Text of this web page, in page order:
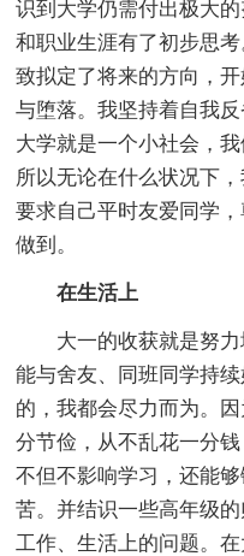
识到大学仍需付出极大
和职业生涯有了初步思
致拟定了将来的方向，
与堕落。我坚持着自我
大学就是一个小社会，
所以无论在什么状况下
要求自己平时友爱同学
做到。
在生活上
大一的收获就是努力
能与舍友、同班同学持
的，我都会尽力而为。
分节俭，从不乱花一分
不但不影响学习，还能
苦。并结识一些高年级
工作、生活上的问题。